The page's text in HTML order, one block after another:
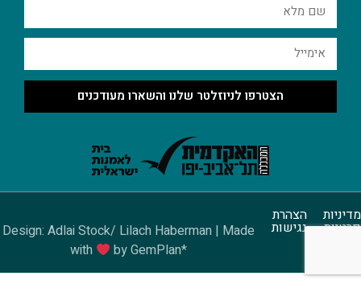
הצטרפו לניוזלטר שלנו והשארו מעודכנים
מדיניות
פרטיות
הצהרת
נגישות
Design: Adlai Stock/ Lilach Haberman | Made
with
by GemPlan*